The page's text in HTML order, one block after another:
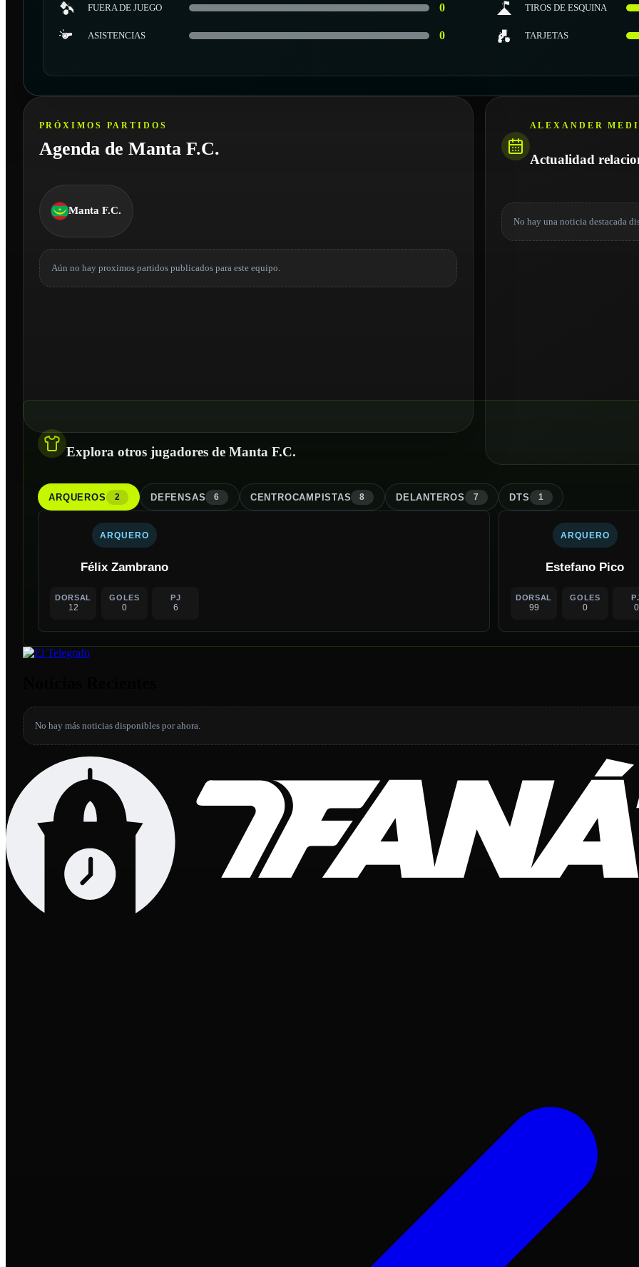
FUERA DE JUEGO 0 TIROS DE ESQUINA
ASISTENCIAS 0 TARJETAS
PRÓXIMOS PARTIDOS
Agenda de Manta F.C.
Manta F.C.
Aún no hay proximos partidos publicados para este equipo.
ALEXANDER
Actualidad
No hay una noticia destacada
Explora otros jugadores de Manta F.C.
ARQUEROS 2 DEFENSAS 6 CENTROCAMPISTAS 8 DELANTEROS 7 DTS 1
ARQUERO
Félix Zambrano
DORSAL
12
GOLES
0
PJ
6
ARQUERO
Estefano Pico
DORSAL
99
GOLES
0 0
No hay más noticias disponibles por ahora.